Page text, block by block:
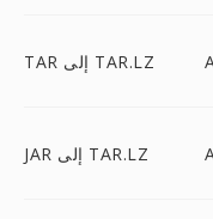
TAR إلى TAR.LZ
JAR إلى TAR.LZ